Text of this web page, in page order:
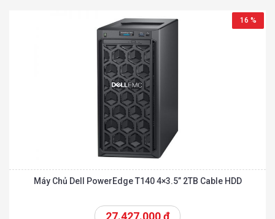
16 %
Máy Chủ Dell PowerEdge T140 4×3.5” 2TB Cable HDD
27.427.000đ